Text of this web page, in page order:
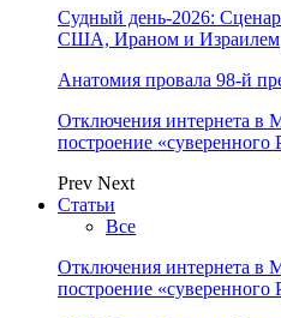
Судный день-2026:
США, Ираном и Израилем
Анатомия провала 98-й
Отключения интернета в
построение
Prev Next
Статьи
Все
Отключения интернета в
построение